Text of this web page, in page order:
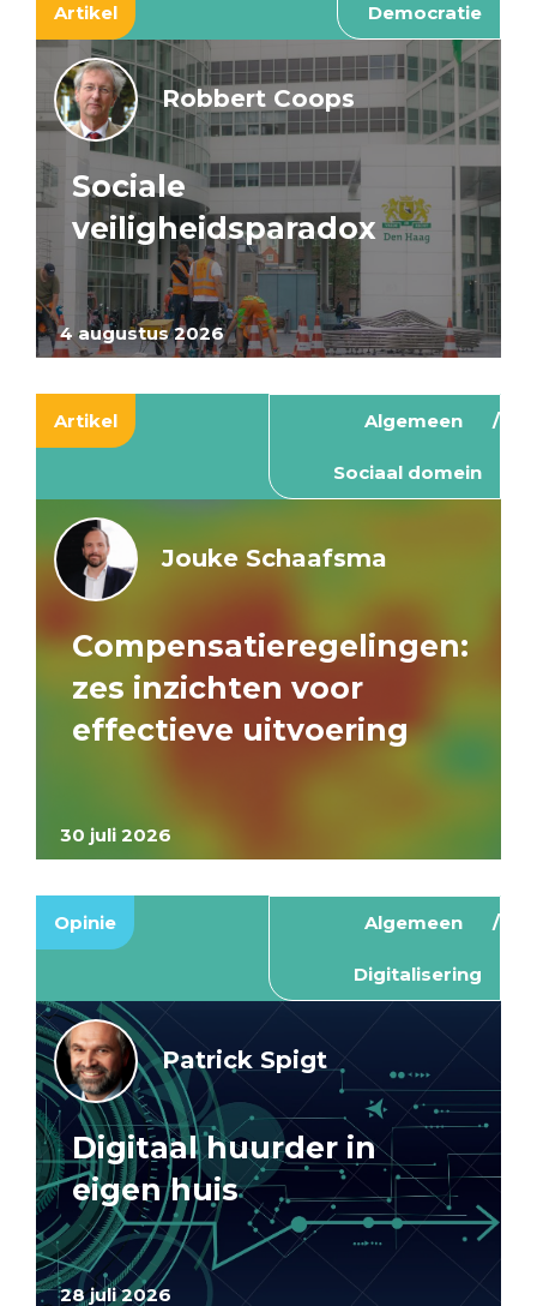
Artikel Democratie
4 augustus 2026
Robbert Coops
Sociale
veiligheidsparadox
Artikel Algemeen
Sociaal domein
30 juli 2026
Jouke Schaafsma
Compensatieregelingen:
zes inzichten voor
effectieve uitvoering
Opinie Algemeen
Digitalisering
28 juli 2026
Patrick Spigt
Digitaal huurder in
eigen huis